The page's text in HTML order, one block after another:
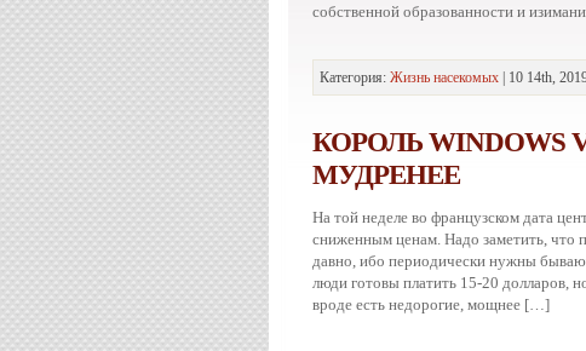
собственной образованности и
Категория: Жизнь насекомых | 10 14th,
КОРОЛЬ WINDOWS
МУДРЕНЕЕ
На той неделе во французском дата
сниженным ценам. Надо заметить, что
давно, ибо периодически нужны
люди готовы платить 15-20 долларов,
вроде есть недорогие, мощнее […]